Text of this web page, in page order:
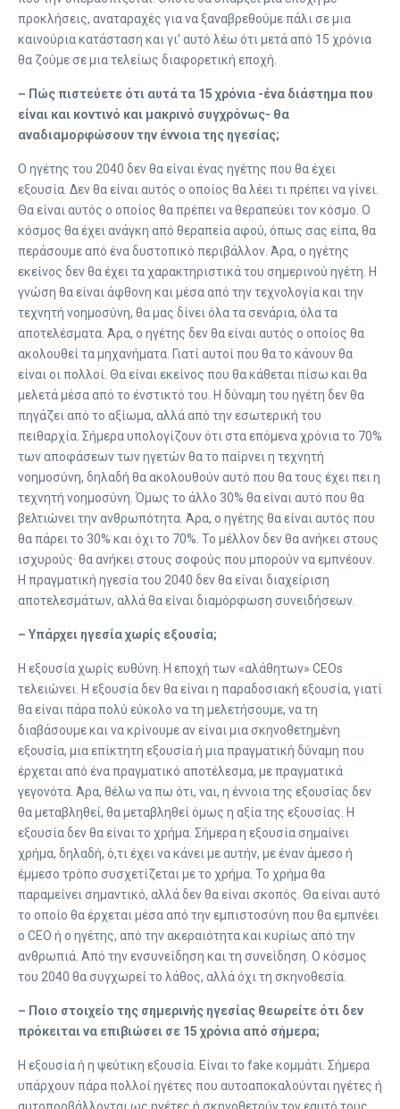
προκλήσεις, αναταραχές για να ξαναβρεθούμε πάλι σε μια
καινούρια κατάσταση και γι’ αυτό λέω ότι μετά από 15 χρόνια
θα ζούμε σε μια τελείως διαφορετική εποχή.
– Πώς πιστεύετε ότι αυτά τα 15 χρόνια -ένα διάστημα που
είναι και κοντινό και μακρινό συγχρόνως- θα
αναδιαμορφώσουν την έννοια της ηγεσίας;
Ο ηγέτης του 2040 δεν θα είναι ένας ηγέτης που θα έχει
εξουσία. Δεν θα είναι αυτός ο οποίος θα λέει τι πρέπει να γίνει.
Θα είναι αυτός ο οποίος θα πρέπει να θεραπεύει τον κόσμο. Ο
κόσμος θα έχει ανάγκη από θεραπεία αφού, όπως σας είπα, θα
περάσουμε από ένα δυστοπικό περιβάλλον. Άρα, ο ηγέτης
εκείνος δεν θα έχει τα χαρακτηριστικά του σημερινού ηγέτη. Η
γνώση θα είναι άφθονη και μέσα από την τεχνολογία και την
τεχνητή νοημοσύνη, θα μας δίνει όλα τα σενάρια, όλα τα
αποτελέσματα. Άρα, ο ηγέτης δεν θα είναι αυτός ο οποίος θα
ακολουθεί τα μηχανήματα. Γιατί αυτοί που θα το κάνουν θα
είναι οι πολλοί. Θα είναι εκείνος που θα κάθεται πίσω και θα
μελετά μέσα από το ένστικτό του. Η δύναμη του ηγέτη δεν θα
πηγάζει από το αξίωμα, αλλά από την εσωτερική του
πειθαρχία. Σήμερα υπολογίζουν ότι στα επόμενα χρόνια το 70%
των αποφάσεων των ηγετών θα το παίρνει η τεχνητή
νοημοσύνη, δηλαδή θα ακολουθούν αυτό που θα τους έχει πει η
τεχνητή νοημοσύνη. Όμως το άλλο 30% θα είναι αυτό που θα
βελτιώνει την ανθρωπότητα. Άρα, ο ηγέτης θα είναι αυτός που
θα πάρει το 30% και όχι το 70%. Το μέλλον δεν θα ανήκει στους
ισχυρούς· θα ανήκει στους σοφούς που μπορούν να εμπνέουν.
Η πραγματική ηγεσία του 2040 δεν θα είναι διαχείριση
αποτελεσμάτων, αλλά θα είναι διαμόρφωση συνειδήσεων.
– Υπάρχει ηγεσία χωρίς εξουσία;
Η εξουσία χωρίς ευθύνη. Η εποχή των «αλάθητων» CEOs
τελειώνει. Η εξουσία δεν θα είναι η παραδοσιακή εξουσία, γιατί
θα είναι πάρα πολύ εύκολο να τη μελετήσουμε, να τη
διαβάσουμε και να κρίνουμε αν είναι μια σκηνοθετημένη
εξουσία, μια επίκτητη εξουσία ή μια πραγματική δύναμη που
έρχεται από ένα πραγματικό αποτέλεσμα, με πραγματικά
γεγονότα. Άρα, θέλω να πω ότι, ναι, η έννοια της εξουσίας δεν
θα μεταβληθεί, θα μεταβληθεί όμως η αξία της εξουσίας. Η
εξουσία δεν θα είναι το χρήμα. Σήμερα η εξουσία σημαίνει
χρήμα, δηλαδή, ό,τι έχει να κάνει με αυτήν, με έναν άμεσο ή
έμμεσο τρόπο συσχετίζεται με το χρήμα. Το χρήμα θα
παραμείνει σημαντικό, αλλά δεν θα είναι σκοπός. Θα είναι αυτό
το οποίο θα έρχεται μέσα από την εμπιστοσύνη που θα εμπνέει
ο CEO ή ο ηγέτης, από την ακεραιότητα και κυρίως από την
ανθρωπιά. Από την ενσυνείδηση και τη συνείδηση. Ο κόσμος
του 2040 θα συγχωρεί το λάθος, αλλά όχι τη σκηνοθεσία.
– Ποιο στοιχείο της σημερινής ηγεσίας θεωρείτε ότι δεν
πρόκειται να επιβιώσει σε 15 χρόνια από σήμερα;
Η εξουσία ή η ψεύτικη εξουσία. Είναι το fake κομμάτι. Σήμερα
υπάρχουν πάρα πολλοί ηγέτες που αυτοαποκαλούνται ηγέτες ή